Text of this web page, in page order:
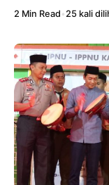
2 Min Read •25 kali